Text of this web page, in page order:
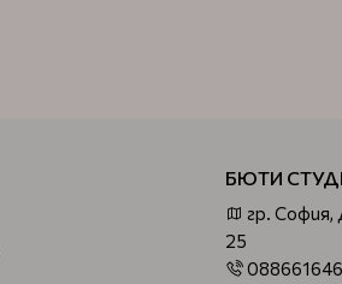
БЮТИ
гр. София,
25